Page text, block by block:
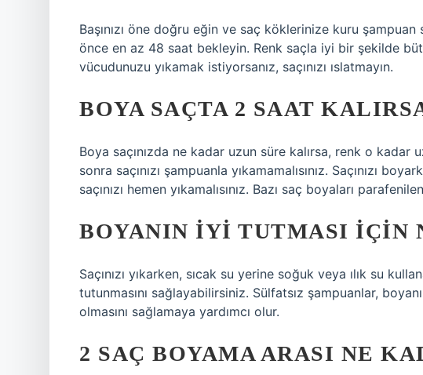
Başınızı öne doğru eğin ve saç köklerinize kuru şampuan
önce en az 48 saat bekleyin. Renk saçla iyi bir şekilde
vücudunuzu yıkamak istiyorsanız, saçınızı ıslatmayın.
BOYA SAÇTA 2 SAAT
Boya saçınızda ne kadar uzun süre kalırsa, renk o kadar
sonra saçınızı şampuanla yıkamamalısınız. Saçınızı
saçınızı hemen yıkamalısınız. Bazı saç boyaları
BOYANIN IYI TUTMASI IÇIN
Saçınızı yıkarken, sıcak su yerine soğuk veya ılık su
tutunmasını sağlayabilirsiniz. Sülfatsız şampuanlar,
olmasını sağlamaya yardımcı olur.
2 SAÇ BOYAMA ARASI NE